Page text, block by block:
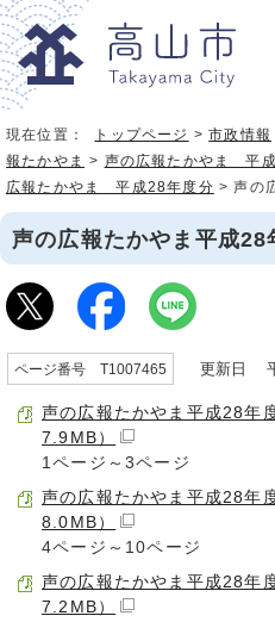
現在位置： トップページ >市政情報
報たかやま > 声の広報たかやま 平
広報たかやま 平成28年度分 > 声の
声の広報たかやま平成28
ページ番号 T1007465 更新日 平
声の広報たかやま平成28年
7.9MB）
1ページ～3ページ
声の広報たかやま平成28年
8.0MB）
4ページ～10ページ
声の広報たかやま平成28年
7.2MB）